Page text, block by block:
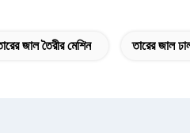
জাল তৈরীর মেশিন তারের জাল